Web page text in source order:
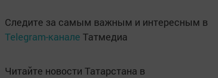
Следите за самым важным и интересным в
Telegram-канале Татмедиа
Читайте новости Татарстана в